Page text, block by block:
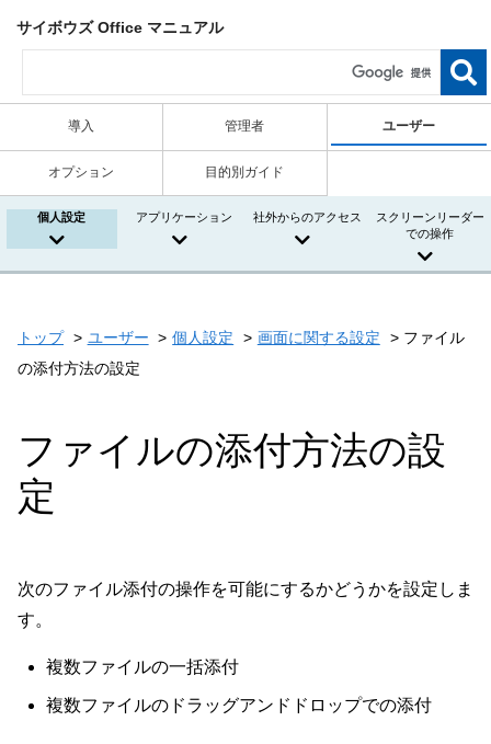
サイボウズ Office マニュアル
導入 管理者 ユーザー
オプション 目的別ガイド
個人設定 アプリケーション 社外からのアクセス
スクリーンリーダー
での操作
トップ ユーザー 個人設定 画面に関する設定
ファイル
の添付方法の設定
ファイルの添付方法の設
定
次のファイル添付の操作を可能にするかどうかを設定しま
す。
複数ファイルの一括添付
複数ファイルのドラッグアンドドロップでの添付